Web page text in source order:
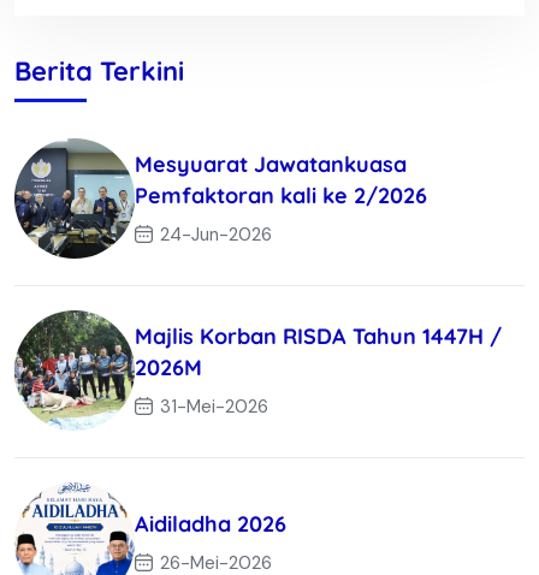
Berita Terkini
Mesyuarat Jawatankuasa
Pemfaktoran kali ke 2/2026
24-Jun-2026
Majlis Korban RISDA Tahun 1447H /
2026M
31-Mei-2026
Aidiladha 2026
26-Mei-2026